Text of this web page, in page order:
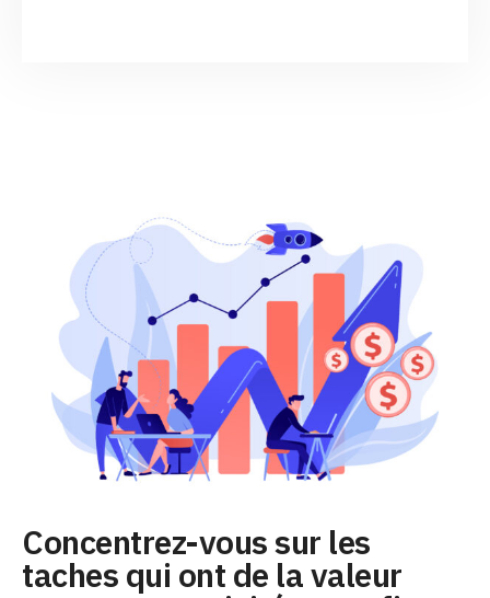
Concentrez-vous sur les
taches qui ont de la valeur